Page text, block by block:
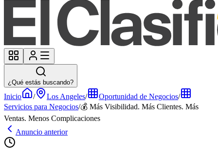
¿Qué estás buscando?
Inicio / Los Angeles/ Oportunidad de Negocios/
Servicios para Negocios/💰 Más Visibilidad. Más Clientes. Más
Ventas. Menos Complicaciones
Anuncio anterior